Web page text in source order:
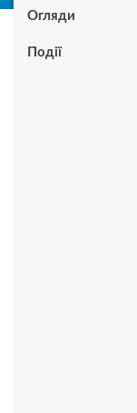
Огляди
Події